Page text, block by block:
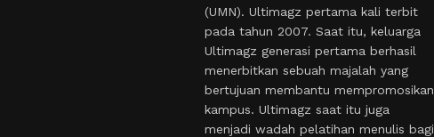
(UMN). Ultimagz pertama kali terbit
pada tahun 2007. Saat itu, keluarga
Ultimagz generasi pertama berhasil
menerbitkan sebuah majalah yang
bertujuan membantu mempromosikan
kampus. Ultimagz saat itu juga
menjadi wadah pelatihan menulis bagi